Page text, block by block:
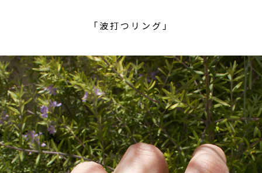
「波打つリング」